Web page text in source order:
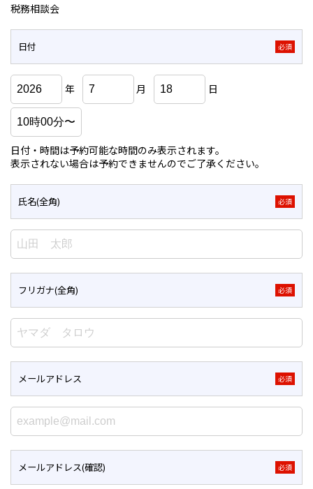
税務相談会
日付 必須
年 月 日
日付・時間は予約可能な時間のみ表示されます。
表示されない場合は予約できませんのでご了承ください。
氏名(全角) 必須
フリガナ(全角) 必須
メールアドレス 必須
メールアドレス(確認) 必須